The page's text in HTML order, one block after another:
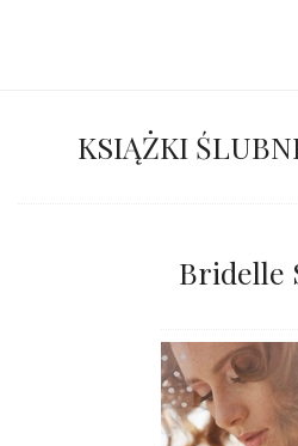
KSIĄŻKI
Bridelle